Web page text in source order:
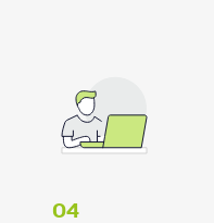
04